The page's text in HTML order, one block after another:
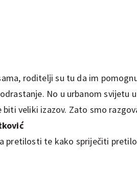
roditelji su tu da im
No u urbanom svijetu u
veliki izazov. Zato smo
pretilosti te kako spriječiti